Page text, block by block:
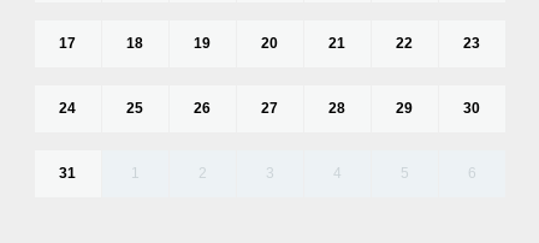
17 18 19 20 21 22 23
24 25 26 27 28 29 30
31 1 2 3 4 5 6